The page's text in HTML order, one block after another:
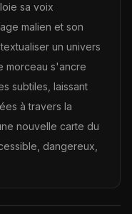
sa voix
malien et son
un univers
morceau s'ancre
subtiles, laissant
à travers la
nouvelle carte du
dangereux,